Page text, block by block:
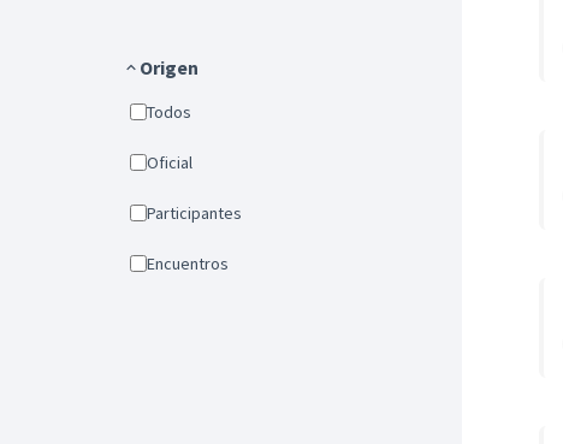
Origen
Todos
Oficial
Participantes
Encuentros